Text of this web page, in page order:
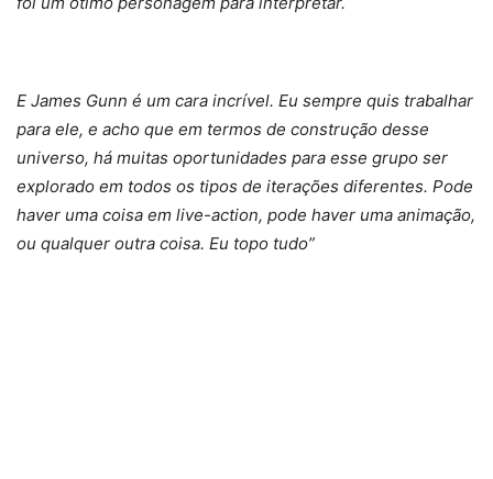
E James Gunn é um cara incrível. Eu sempre quis trabalhar
para ele, e acho que em termos de construção desse
universo, há muitas oportunidades para esse grupo ser
explorado em todos os tipos de iterações diferentes. Pode
haver uma coisa em live-action, pode haver uma animação,
ou qualquer outra coisa. Eu topo tudo”